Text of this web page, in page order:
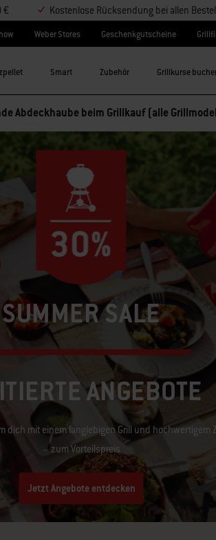
€ Kostenlose Rücksendung bei allen
Weber Stores Geschenkgutscheine
Smart Zubehör Grillkurse
Abdeckhaube beim Grillkauf (alle
SUMMER SALE
ANGEBOTE
dich mit einem langlebigen Grill und hochwertigem
– zum Vorteilspreis
Jetzt Angebote entdecken